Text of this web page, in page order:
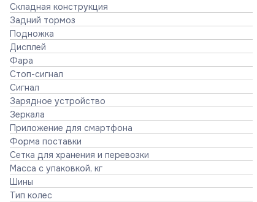
Складная конструкция
Задний тормоз
Подножка
Дисплей
Фара
Стоп-сигнал
Сигнал
Зарядное устройство
Зеркала
Приложение для смартфона
Форма поставки
Сетка для хранения и перевозки
Масса с упаковкой, кг
Шины
Тип колес